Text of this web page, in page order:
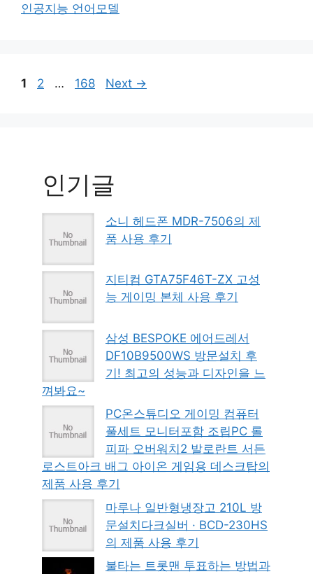
인공지능 언어모델
Page
1 Page
2 … Page
168 Next →
인기글
소니 헤드폰 MDR-7506의 제
품 사용 후기
지티컴 GTA75F46T-ZX 고성
능 게이밍 본체 사용 후기
삼성 BESPOKE 에어드레서
DF10B9500WS 방문설치 후
기! 최고의 성능과 디자인을 느
껴봐요~
PC온스튜디오 게이밍 컴퓨터
풀세트 모니터포함 조립PC 롤
피파 오버워치2 발로란트 서든
로스트아크 배그 아이온 게임용 데스크탑의
제품 사용 후기
마루나 일반형냉장고 210L 방
문설치다크실버 · BCD-230HS
의 제품 사용 후기
불타는 트롯맨 투표하는 방법과